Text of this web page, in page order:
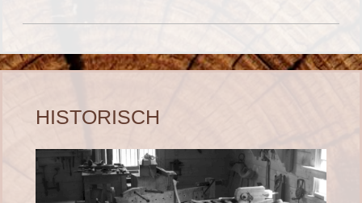
HISTORISCH